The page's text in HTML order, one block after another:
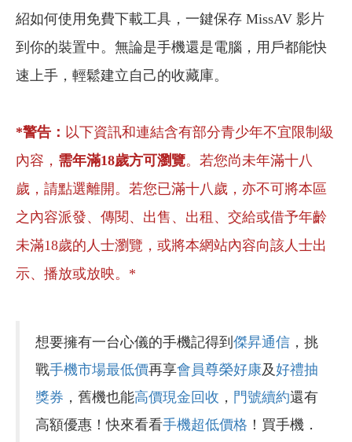
紹如何使用免費下載工具，一鍵保存 MissAV 影片
到你的裝置中。無論是手機還是電腦，用戶都能快
速上手，輕鬆建立自己的收藏庫。
*警告： 以下資訊和連結含有部分青少年不宜限制級
內容， 需年滿18歲方可瀏覽。若您尚未年滿十八
歲，請點選離開。若您已滿十八歲，亦不可將本區
之內容派發、傳閱、出售、出租、交給或借予年齡
未滿18歲的人士瀏覽，或將本網站內容向該人士出
示、播放或放映。*
想要擁有一台心儀的手機記得到 傑昇通信 ，挑
戰手機市場最低價再享會員尊榮好康及好禮抽
獎券 ，舊機也能高價現金回收 ， 門號續約還有
高額優惠！快來看看手機超低價格 ！買手機．